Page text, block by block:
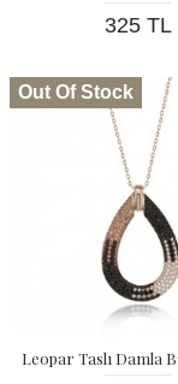
325 TL
Out Of Stock